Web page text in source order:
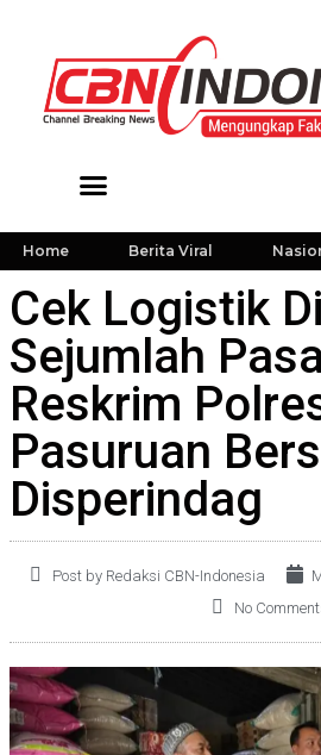
Home Berita Viral
Cek Logistik Di
Sejumlah
Reskrim
Pasuruan
Disperindag
Post by Redaksi CBN-Indonesia
No